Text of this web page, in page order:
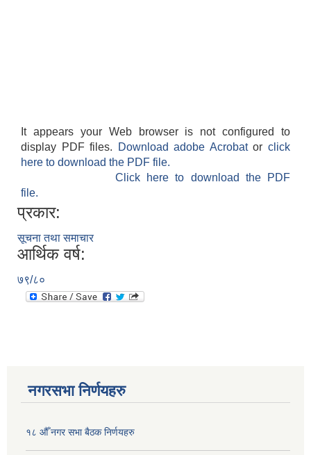
It appears your Web browser is not configured to
display PDF files.
Download adobe Acrobatorclick
here to download the PDF file.
Click here to download the PDF
file.
प्रकार:
सूचना तथा समाचार
आर्थिक वर्ष:
७९/८०
नगरसभा निर्णयहरु
१८ औँ नगर सभा बैठक निर्णयहरु